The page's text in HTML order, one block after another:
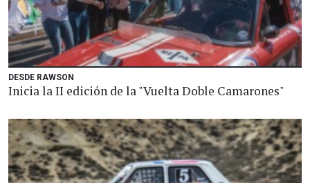
DESDE RAWSON
Inicia la II edición de la "Vuelta Doble Camarones"